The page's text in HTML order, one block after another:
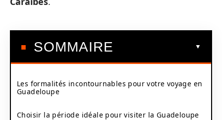
SOMMAIRE
Les formalités incontournables pour votre voyage en
Guadeloupe
Choisir la période idéale pour visiter la Guadeloupe